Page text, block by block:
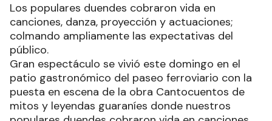
Los populares duendes cobraron vida en
canciones, danza, proyección y actuaciones;
colmando ampliamente las expectativas del
público.
Gran espectáculo se vivió este domingo en el
patio gastronómico del paseo ferroviario con la
puesta en escena de la obra Cantocuentos de
mitos y leyendas guaraníes donde nuestros